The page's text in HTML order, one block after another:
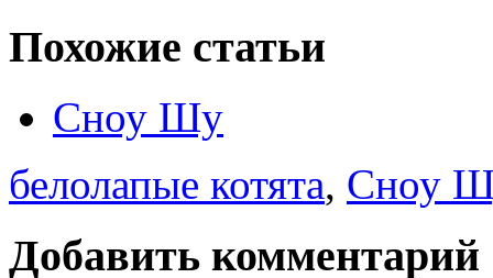
Похожие статьи
Сноу Шу
белолапые котята, Сноу
Добавить комментарий